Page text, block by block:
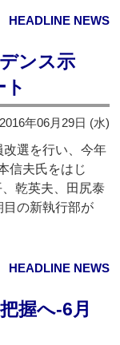
HEADLINE NEWS
ンス示
2016年06月29日 (水)
選を行い、今年
信夫氏をはじ
乾英夫、田尻泰
の新執行部が
HEADLINE NEWS
握へ‐6月